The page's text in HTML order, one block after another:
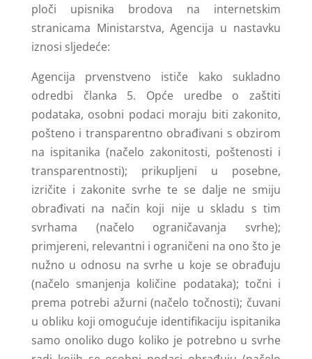
ploči upisnika brodova na internetskim
stranicama Ministarstva, Agencija u nastavku
iznosi sljedeće:
Agencija prvenstveno ističe kako sukladno
odredbi članka 5. Opće uredbe o zaštiti
podataka, osobni podaci moraju biti zakonito,
pošteno i transparentno obrađivani s obzirom
na ispitanika (načelo zakonitosti, poštenosti i
transparentnosti); prikupljeni u posebne,
izričite i zakonite svrhe te se dalje ne smiju
obrađivati na način koji nije u skladu s tim
svrhama (načelo ograničavanja svrhe);
primjereni, relevantni i ograničeni na ono što je
nužno u odnosu na svrhe u koje se obrađuju
(načelo smanjenja količine podataka); točni i
prema potrebi ažurni (načelo točnosti); čuvani
u obliku koji omogućuje identifikaciju ispitanika
samo onoliko dugo koliko je potrebno u svrhe